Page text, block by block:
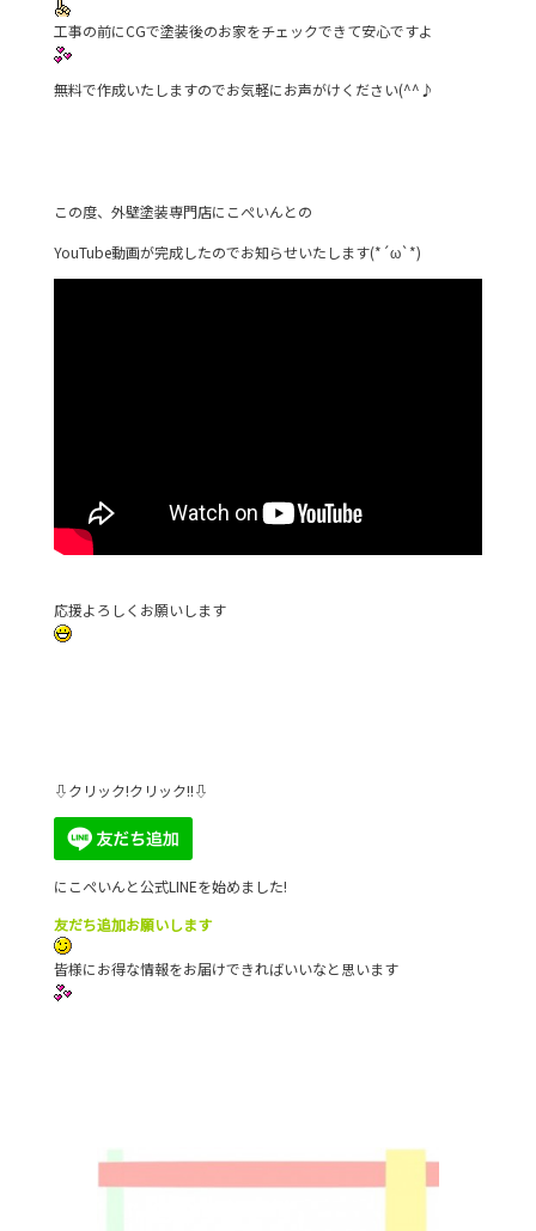
工事の前にCGで塗装後のお家をチェックできて安心ですよ
無料で作成いたしますのでお気軽にお声がけください(^^♪
この度、外壁塗装専門店にこぺいんとの
YouTube動画が完成したのでお知らせいたします(*´ω`*)
応援よろしくお願いします
⇩クリック!クリック!!⇩
にこぺいんと公式LINEを始めました!
友だち追加お願いします
皆様にお得な情報をお届けできればいいなと思います